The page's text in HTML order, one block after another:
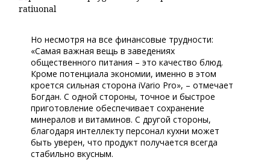
Но несмотря на все финансовые трудности:
«Самая важная вещь в заведениях
общественного питания – это качество блюд.
Кроме потенциала экономии, именно в этом
кроется сильная сторона iVario Pro», – отмечает
Богдан. С одной стороны, точное и быстрое
приготовление обеспечивает сохранение
минералов и витаминов. С другой стороны,
благодаря интеллекту персонал кухни может
быть уверен, что продукт получается всегда
стабильно вкусным.